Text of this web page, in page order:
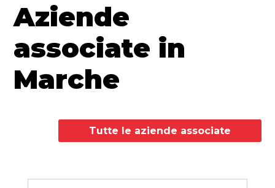
Aziende
associate in
Marche
Tutte le aziende associate